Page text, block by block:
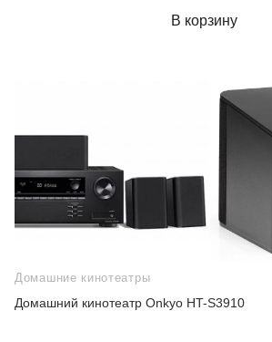
В корзину
Домашние кинотеатры
Домашний кинотеатр Onkyo HT-S3910